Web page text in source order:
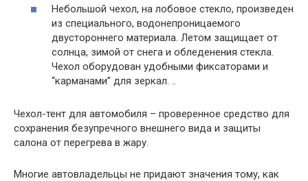
Небольшой чехол, на лобовое стекло, произведен
из специального, водонепроницаемого
двустороннего материала. Летом защищает от
солнца, зимой от снега и обледенения стекла.
Чехол оборудован удобными фиксаторами и
“карманами” для зеркал. ..
Чехол-тент для автомобиля – проверенное средство для
сохранения безупречного внешнего вида и защиты
салона от перегрева в жару.
Многие автовладельцы не придают значения тому, как